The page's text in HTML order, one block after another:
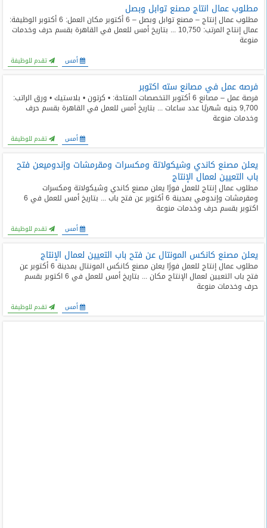
مطلوب عمال انتاج مصنع توابل وبصل
مطلوب عمال إنتاج – مصنع توابل وبصل – 6 أكتوبر مكان العمل: 6 أكتوبر الوظيفة:
عمال إنتاج المرتب: 10,750 ... بتاريخ أمس للعمل في القاهرة بقسم حرف وخدمات
منوعة
أمس تقدم للوظيفة
فرصه عمل في مصانع سته اكتوبر
فرصة عمل – مصانع 6 أكتوبر التخصصات المتاحة: • كرتون • بلاستيك • ورق الراتب:
9,700 جنيه شهريًا عدد ساعات ... بتاريخ أمس للعمل في القاهرة بقسم حرف
وخدمات منوعة
أمس تقدم للوظيفة
يعلن مصنع كاندي وشيكولاتة ومكسرات ومقرمشات وإندوميعن فتح
باب التعيين لعمال الإنتاج
مطلوب عمال إنتاج للعمل فورًا يعلن مصنع كاندي وشيكولاتة ومكسرات
ومقرمشات وإندومي بمدينة 6 أكتوبر عن فتح باب ... بتاريخ أمس للعمل في 6
اكتوبر بقسم حرف وخدمات منوعة
أمس تقدم للوظيفة
يعلن مصنع كانكس المونتال عن فتح باب التعيين لعمال الإنتاج
مطلوب عمال إنتاج للعمل فورًا يعلن مصنع كانكس المونتال بمدينة 6 أكتوبر عن
فتح باب التعيين لعمال الإنتاج مكان ... بتاريخ أمس للعمل في 6 اكتوبر بقسم
حرف وخدمات منوعة
أمس تقدم للوظيفة